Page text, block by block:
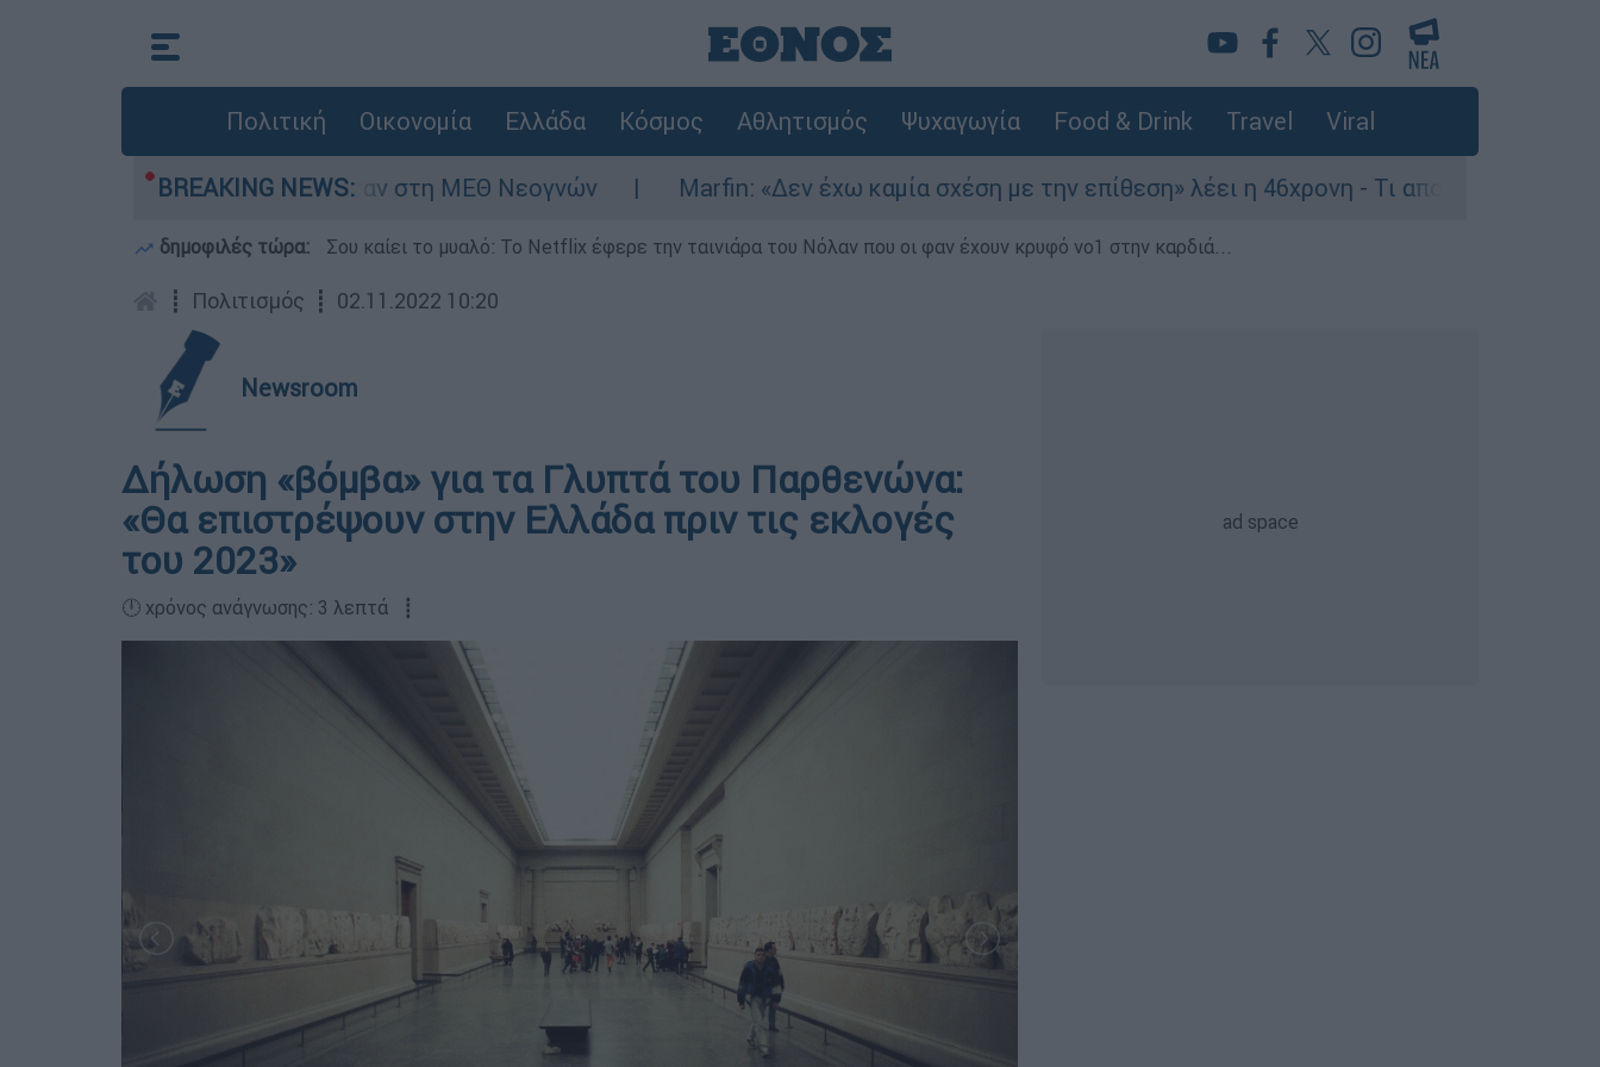
Πολιτική Οικονομία Ελλάδα Κόσμος Αθλητισμός Ψυχαγωγία Food & Drink Travel Viral
BREAKING NEWS:
- Νοσηλευόταν στη ΜΕΘ Νεογνών Marfin: «Δεν έχω καμία σχέση με την επίθεση» λέει η 46χρονη - Τι αποκάλυψε στους
δημοφιλές τώρα: Σου καίει το μυαλό: Το Netflix έφερε την ταινιάρα του Νόλαν που οι φαν έχουν κρυφό νο1 στην καρδιά...
┋ Πολιτισμός ┋ 02.11.2022 10:20
Newsroom
Δήλωση «βόμβα» για τα Γλυπτά του Παρθενώνα:
«Θα επιστρέψουν στην Ελλάδα πριν τις εκλογές
του 2023»
🕛 χρόνος ανάγνωσης: 3 λεπτά ┋